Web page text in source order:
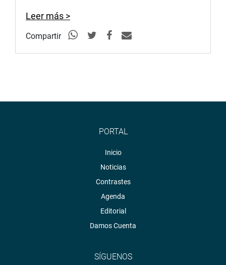
Leer más >
Compartir
PORTAL
Inicio
Noticias
Contrastes
Agenda
Editorial
Damos Cuenta
SÍGUENOS